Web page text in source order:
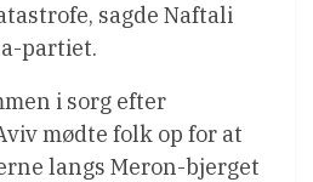
sagde Naftali
partiet.
i sorg efter
mødte folk op for at
langs Meron-bjerget